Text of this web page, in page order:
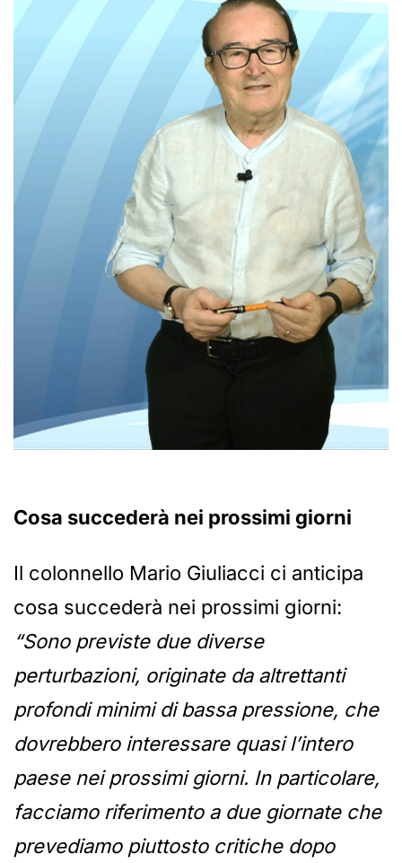
Cosa succederà nei prossimi giorni
Il colonnello Mario Giuliacci ci anticipa
cosa succederà nei prossimi giorni:
“Sono previste due diverse
perturbazioni, originate da altrettanti
profondi minimi di bassa pressione, che
dovrebbero interessare quasi l’intero
paese nei prossimi giorni. In particolare,
facciamo riferimento a due giornate che
prevediamo piuttosto critiche dopo